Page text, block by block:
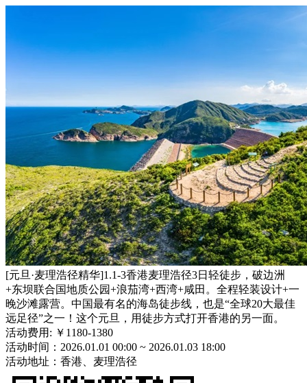
[元旦·麦理浩径精华]1.1-3香港麦理浩径3日轻徒步，破边洲
+东坝联合国地质公园+浪茄湾+西湾+咸田。全程轻装设计+一
晚沙滩露营。中国最有名的海岛徒步线，也是“全球20大最佳
远足径”之一！这个元旦，用徒步方式打开香港的另一面。
活动费用: ￥1180-1380
活动时间： 2026.01.01 00:00 ~ 2026.01.03 18:00
活动地址：香港、麦理浩径